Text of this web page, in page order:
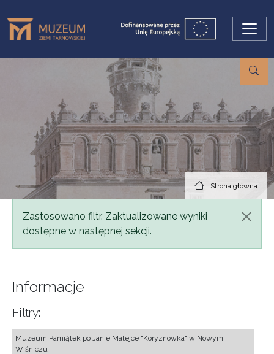
Strona główna
Komunikat
Zastosowano filtr. Zaktualizowane wyniki
dostępne w następnej sekcji.
Informacje
Filtry:
Muzeum Pamiątek po Janie Matejce "Koryznówka" w Nowym
Wiśniczu